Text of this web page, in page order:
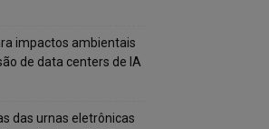
impactos ambientais
de data centers de IA
das urnas eletrônicas